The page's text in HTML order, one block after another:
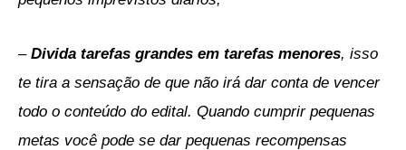
– Divida tarefas grandes em tarefas menores, isso
te tira a sensação de que não irá dar conta de vencer
todo o conteúdo do edital. Quando cumprir pequenas
metas você pode se dar pequenas recompensas